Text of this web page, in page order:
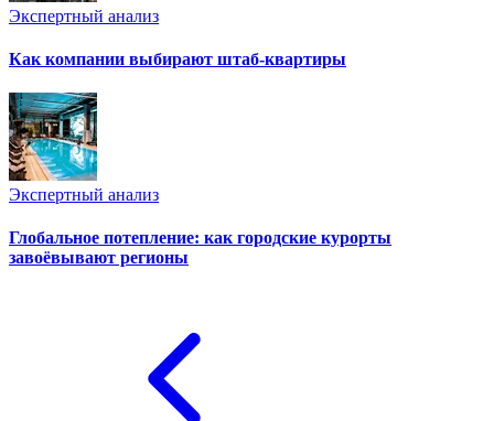
Экспертный анализ
Как компании выбирают штаб-квартиры
Экспертный анализ
Глобальное потепление: как городские курорты
завоёвывают регионы